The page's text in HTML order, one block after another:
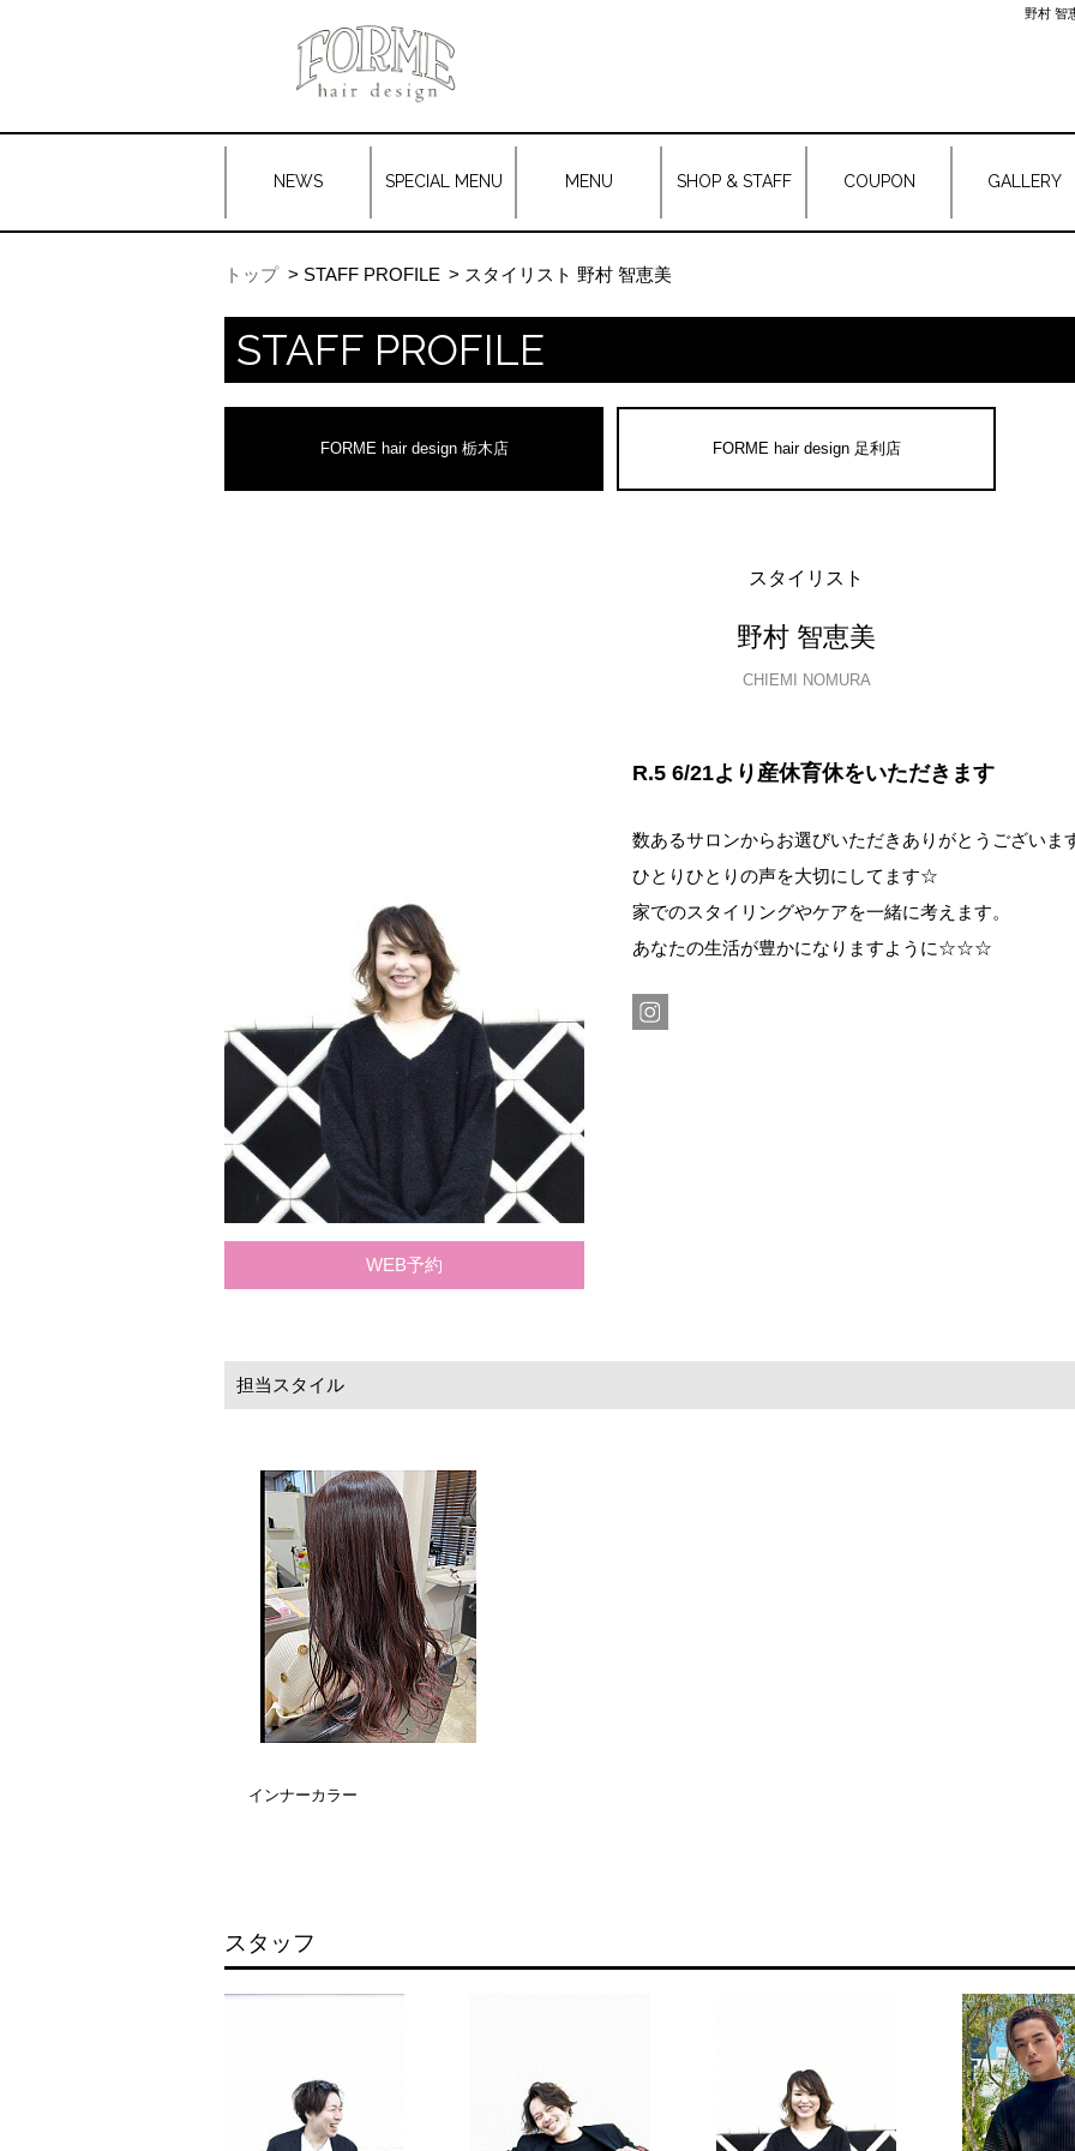
野村 智
NEWS SPECIAL MENU MENU SHOP & STAFF COUPON GALLERY
トップ STAFF PROFILE スタイリスト 野村 智恵美
STAFF PROFILE
FORME hair design 栃木店 FORME hair design 足利店
スタイリスト
野村 智恵美
CHIEMI NOMURA
WEB予約
R.5 6/21より産休育休をいただきます
数あるサロンからお選びいただきありがとうございま
ひとりひとりの声を大切にしてます☆
家でのスタイリングやケアを一緒に考えます。
あなたの生活が豊かになりますように☆☆☆
担当スタイル
インナーカラー
スタッフ